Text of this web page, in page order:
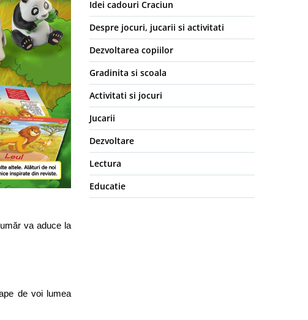
va aduce la
de voi lumea
Idei cadouri Craciun
Despre jocuri, jucarii si activitati
Dezvoltarea copiilor
Gradinita si scoala
Activitati si jocuri
Jucarii
Dezvoltare
Lectura
Educatie